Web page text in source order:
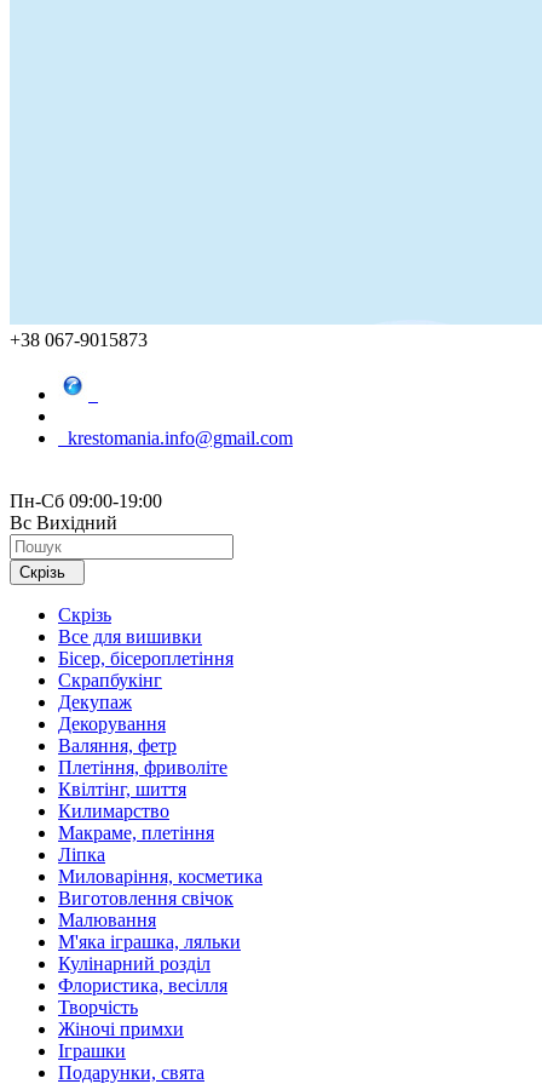
+38 067-9015873
krestomania.info@gmail.com
Пн-Сб 09:00-19:00
Вс Вихідний
Скрізь
Скрізь
Все для вишивки
Бісер, бісероплетіння
Скрапбукінг
Декупаж
Декорування
Валяння, фетр
Плетіння, фриволіте
Квілтінг, шиття
Килимарство
Макраме, плетіння
Ліпка
Миловаріння, косметика
Виготовлення свічок
Малювання
М'яка іграшка, ляльки
Кулінарний розділ
Флористика, весілля
Творчість
Жіночі примхи
Іграшки
Подарунки, свята